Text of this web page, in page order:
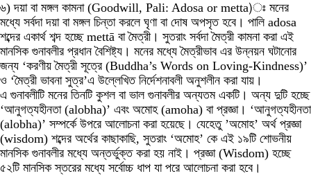
৬) দয়া বা মঙ্গল কামনা (Goodwill, Pali: Adosa or metta)ঃ মনের
মধ্যে সর্বদা দয়া বা মঙ্গল চিন্তা করলে ঘৃণা বা দোষ অপসৃত হবে। পালি adosa
শব্দের একার্থ শব্দ হচ্ছে mettā বা মৈত্রী। সুতরাং সর্বদা মৈত্রী কামনা করা এই
মানসিক গুনাবলীর প্রধান বৈশিষ্ট্য। মনের মধ্যে মৈত্রীভাব এর উন্নয়ন ঘটানোর
জন্য ‘করণীয় মৈত্রী সূত্রে (Buddha’s Words on Loving-Kindness)’
ও ‘মৈত্রী ভাবনা সুত্র’এ উল্লেখিত নির্দেশনাবলী অনুশলীন করা যায়।
এ গুনাবলীটি মনের তিনটি কুশল বা ভাল গুনাবলীর অন্যতম একটি। অন্য দুটি হচ্ছে
‘আনুগত্যহীনতা (alobha)’ এবং অমোহ (amoha) বা প্রজ্ঞা। ‘আনুগত্যহীনতা
(alobha)’ সম্পর্কে উপরে আলোচনা করা হয়েছে। যেহেতু ’অমোহ’ অর্থ প্রজ্ঞা
(wisdom) শব্দের অর্থের কাছাকাছি, সুতরাং ‘অমোহ’ কে এই ১৯টি শোভনীয়
মানসিক গুনাবলীর মধ্যে অন্তর্ভুক্ত করা হয় নাই। প্রজ্ঞা (Wisdom) হচ্ছে
৫২টি মানসিক স্তরের মধ্যে সর্বোচ্চ ধাপ যা পরে আলোচনা করা হবে।